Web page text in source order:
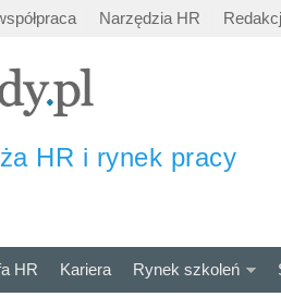
Narzędzia HR
HR i rynek pracy
HR Kariera Rynek szkoleń